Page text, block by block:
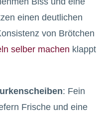
einen deutlichen
von Brötchen
selber machen klappt
: Fein
Frische und eine